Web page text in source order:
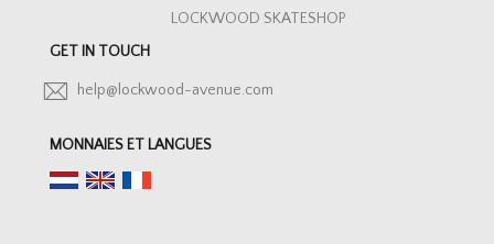
LOCKWOOD SKATESHOP
GET IN TOUCH
help@lockwood-avenue.com
MONNAIES ET LANGUES